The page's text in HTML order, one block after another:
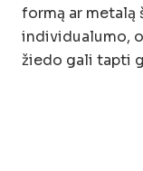
formą ar metalą
individualumo,
žiedo gali tapti